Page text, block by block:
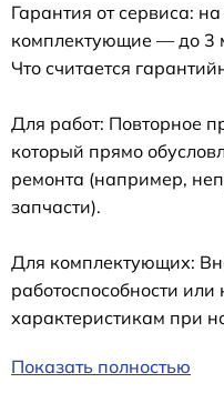
Гарантия от сервиса:
комплектующие — до 3
Что считается
Для работ: Повторное
который прямо
ремонта (например,
запчасти).
Для комплектующих:
работоспособности или
характеристикам при
Показать полностью